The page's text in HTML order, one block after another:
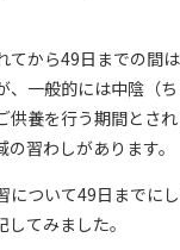
から49日までの間は
一般的には中陰（ち
供養を行う期間とさ
習わしがあります。
ついて49日までに
てみました。